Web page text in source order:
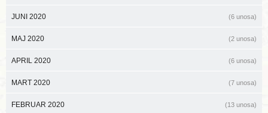
JUNI 2020 (6 unosa)
MAJ 2020 (2 unosa)
APRIL 2020 (6 unosa)
MART 2020 (7 unosa)
FEBRUAR 2020 (13 unosa)